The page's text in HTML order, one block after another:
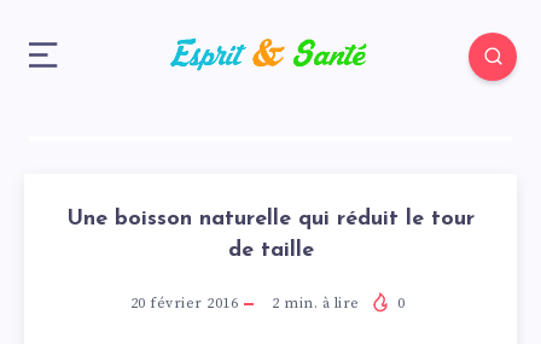
Une boisson naturelle qui réduit le tour
de taille
20 février 2016 2 min. à lire 0